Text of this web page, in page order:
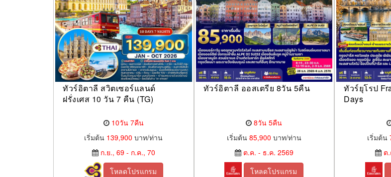
ทัวร์อิตาลี สวิตเซอร์แลนด์
ฝรั่งเศส 10 วัน 7 คืน (TG)
10วัน 7คืน
เริ่มต้น 139,900 บาท/ท่าน
ก.ย., 69 - ก.ค., 70
โหลดโปรแกรม
ทัวร์อิตาลี ออสเตรีย 8วัน 5คืน
8วัน 5คืน
เริ่มต้น 85,900 บาท/ท่าน
ต.ค. - ธ.ค. 2569
โหลดโปรแกรม
ทัวร์ยุโรป
Days
เริ่มต้น
ต